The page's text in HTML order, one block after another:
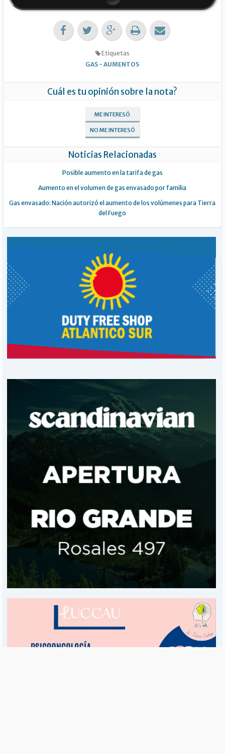
Etiquetas
GAS -AUMENTOS
Cuál es tu opinión sobre la nota?
ME INTERESÓ
NO ME INTERESÓ
Noticias Relacionadas
Posible aumento en la tarifa de gas
Aumento en el volumen de gas envasado por familia
Gas envasado: Nación autorizó el aumento de los volúmenes para Tierra
del Fuego